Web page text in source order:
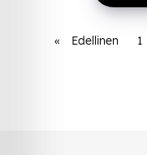
« Edellinen 1